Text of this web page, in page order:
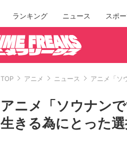
ランキング ニュース スポ
TOP アニメ ニュース アニメ「ソ
アニメ「ソウナン
生きる為にとった